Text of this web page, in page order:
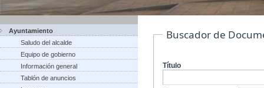
Ayuntamiento
Saludo del alcalde
Equipo de gobierno
Información general
Tablón de anuncios
Buscador de
Título